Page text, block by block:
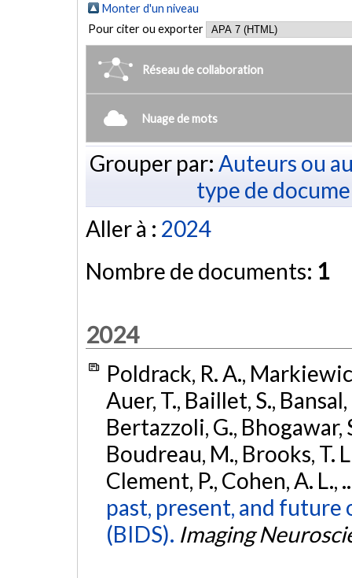
Monter d'un niveau
Pour citer ou exporter
Réseau de collaboration
Nuage de mots
Grouper par: Auteurs ou
type de
Aller à : 2024
Nombre de documents: 1
2024
Poldrack, R. A.,
Auer, T., Baillet, S.,
Bertazzoli, G., Bhogawar,
Boudreau, M., Brooks, T.
Clement, P., Cohen, A.
past, present, and
(BIDS). Imaging